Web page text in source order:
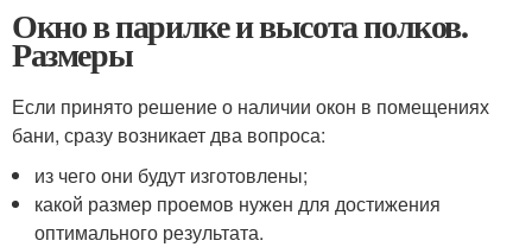
Окно в парилке и высота полков.
Размеры
Если принято решение о наличии окон в помещениях
бани, сразу возникает два вопроса:
из чего они будут изготовлены;
какой размер проемов нужен для достижения
оптимального результата.